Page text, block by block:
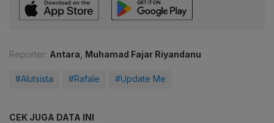
Reporter: Antara Muhamad Fajar Riyandanu
#Alutsista #Rafale #Update Me
CEK JUGA DATA INI